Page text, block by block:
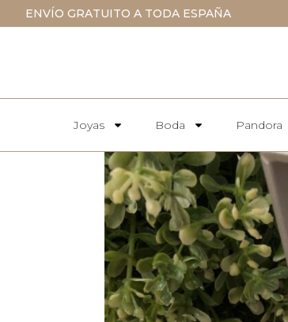
ENVÍO GRATUITO A TODA ESPAÑA
Joyas Boda Pandora